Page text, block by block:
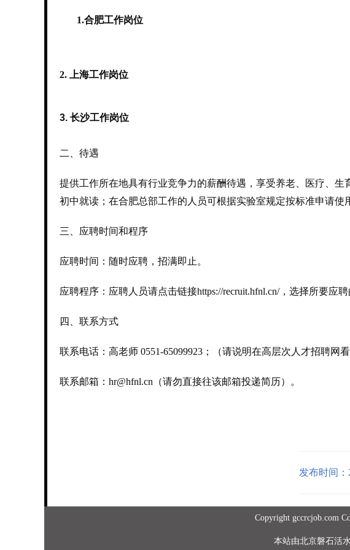
1.合肥工作岗位
2. 上海工作岗位
3. 长沙工作岗位
二、待遇
提供工作所在地具有行业竞争力的薪酬待遇，享受养老、医疗、
初中就读；在合肥总部工作的人员可根据实验室规定按标准申请使
三、应聘时间和程序
应聘时间：随时应聘，招满即止。
应聘程序：应聘人员请点击链接https://recruit.hfnl.cn/，选择所要应
四、联系方式
联系电话：高老师 0551-65099923；（请说明在高层次人才招聘网看
联系邮箱：hr@hfnl.cn（请勿直接往该邮箱投递简历）。
发布时间：
Copyright gccrcjob.com
本站由北京磐石活